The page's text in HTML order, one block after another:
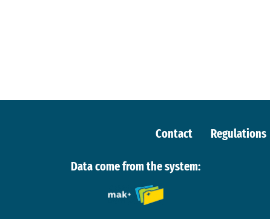
Contact Regulations
Data come from the system: